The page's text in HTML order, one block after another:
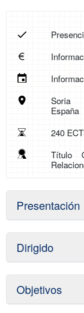
Soria
España
240
Título
Presentación
Dirigido
Objetivos